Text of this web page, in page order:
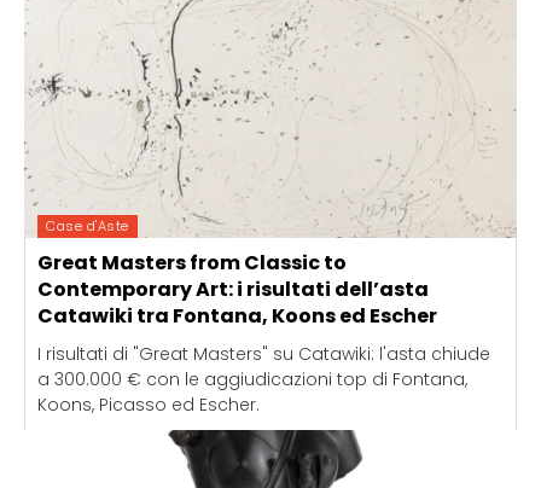
Case d'Aste
Great Masters from Classic to
Contemporary Art: i risultati dell’asta
Catawiki tra Fontana, Koons ed Escher
I risultati di "Great Masters" su Catawiki: l'asta chiude
a 300.000 € con le aggiudicazioni top di Fontana,
Koons, Picasso ed Escher.